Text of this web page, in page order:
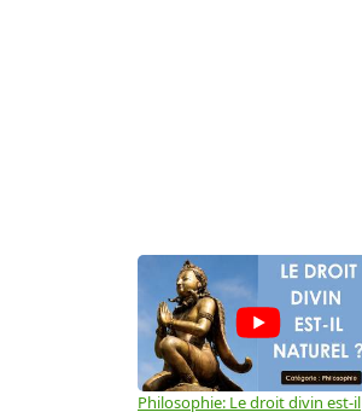
Philosophie: Le droit divin est-il